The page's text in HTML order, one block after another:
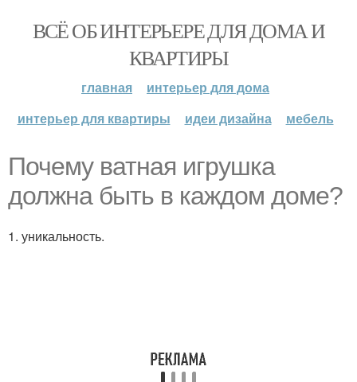
ВСЁ ОБ ИНТЕРЬЕРЕ ДЛЯ ДОМА И
КВАРТИРЫ
главная
интерьер для дома
интерьер для квартиры
идеи дизайна мебель
Почему ватная игрушка
должна быть в каждом доме?
1. уникальность.